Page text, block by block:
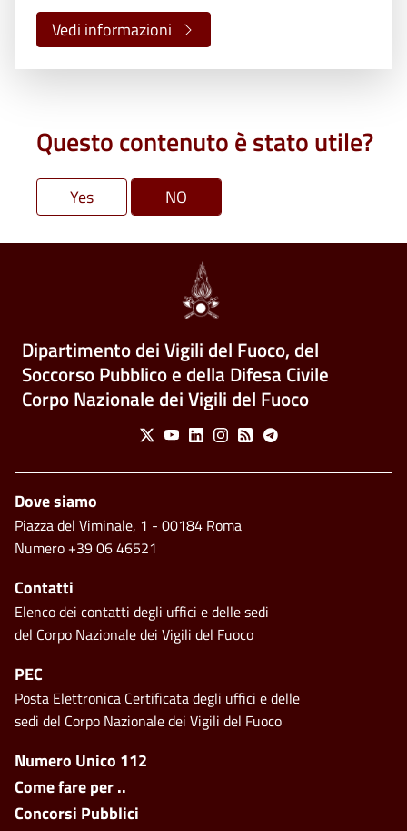
Vedi informazioni
Questo contenuto è stato utile?
Dipartimento dei Vigili del Fuoco, del
Soccorso Pubblico e della Difesa Civile
Corpo Nazionale dei Vigili del Fuoco
Social Menu
X YoutubeLinkedinInstagram
Feed Telegram
Footer side menu
Numero Unico 112
Come fare per ..
Concorsi Pubblici
Piè di pagina
Dove siamo
Piazza del Viminale, 1 - 00184 Roma
Numero +39 06 46521
Contatti
Elenco dei contatti degli uffici e delle sedi
del Corpo Nazionale dei Vigili del Fuoco
PEC
Posta Elettronica Certificata degli uffici e delle
sedi del Corpo Nazionale dei Vigili del Fuoco